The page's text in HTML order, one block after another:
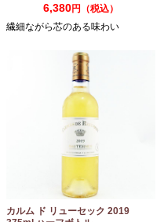
6,380円（税込）
繊細ながら芯のある味わい
カルム ド リューセック 2019